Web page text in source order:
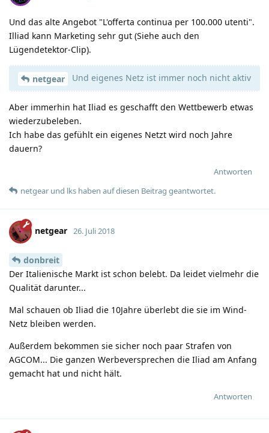
Und das alte Angebot "L'offerta continua per 100.000 utenti".
Illiad kann Marketing sehr gut (Siehe auch den
Lügendetektor-Clip).
netgear Und eigenes Netz ist immer noch nicht aktiv
Aber immerhin hat Iliad es geschafft den Wettbewerb etwas
wiederzubeleben.
Ich habe das gefühlt ein eigenes Netzt wird noch Jahre
dauern?
Antworten
netgear und lks haben auf diesen Beitrag geantwortet.
netgear 26. Juli 2018
donbreit
Der Italienische Markt ist schon belebt. Da leidet vielmehr die
Qualität darunter...
Mal schauen ob Iliad die 10Jahre überlebt die sie im Wind-
Netz bleiben werden.
Außerdem bekommen sie sicher noch paar Strafen von
AGCOM... Die ganzen Werbeversprechen die Iliad am Anfang
gemacht hat und nicht hält.
Antworten